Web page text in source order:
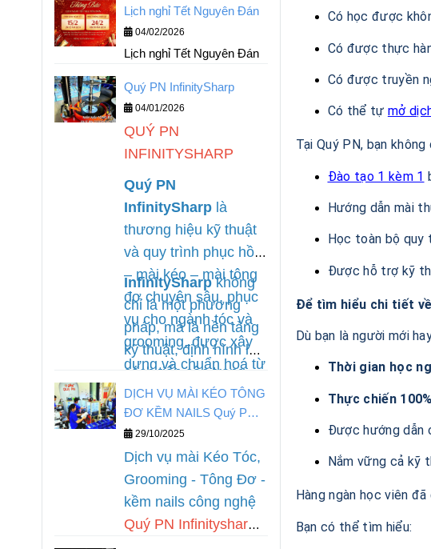
Có học được
Có được thực
Có được truyền
Có thể tự mở
Tại Quý PN, bạn
Đào tạo 1 kèm 1
Hướng dẫn mài
Học toàn bộ
Được hỗ trợ kỹ
Để tìm hiểu chi tiết
Dù bạn là người mới
Thời gian học
Thực chiến 100%
Được hướng dẫn
Nắm vững cả kỹ
Hàng ngàn học viên
Bạn có thể tìm hiểu:
Lịch nghỉ Tết Nguyên Đán
04/02/2026
Lịch nghỉ Tết Nguyên Đán
Quý PN InfinitySharp
04/01/2026
QUÝ PN
INFINITYSHARP
Quý PN
InfinitySharplà
thương hiệu kỹ thuật
và quy trình phục hồi
– mài kéo – mài tông
đơ chuyên sâu, phục
vụ cho ngành tóc và
grooming, được xây
dựng và chuẩn hoá từ
kinh nghiệm làm nghề
thực tế của Quý PN.
InfinitySharpkhông
chỉ là một phương
pháp, mà là nền tảng
kỹ thuật, định hình lại
cách tiếp cận trong
nghề phục hồi dụng
cụ cắt chuyên nghiệp.
DỊCH VỤ MÀI KÉO TÔNG
ĐƠ KỀM NAILS Quý PN
Infinitysharp
29/10/2025
Dịch vụ mài Kéo Tóc,
Grooming - Tông Đơ -
kềm nails công nghệ
Quý PN Infinitysharp,